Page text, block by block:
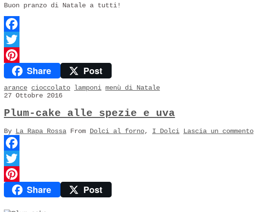
Buon pranzo di Natale a tutti!
Facebook
Twitter
PinterestShare Post
arance cioccolato lamponi menù di Natale
27 Ottobre 2016
Plum-cake alle spezie e uva
By La Rapa Rossa From Dolci al forno, I Dolci Lascia un commento
Facebook
Twitter
PinterestShare Post